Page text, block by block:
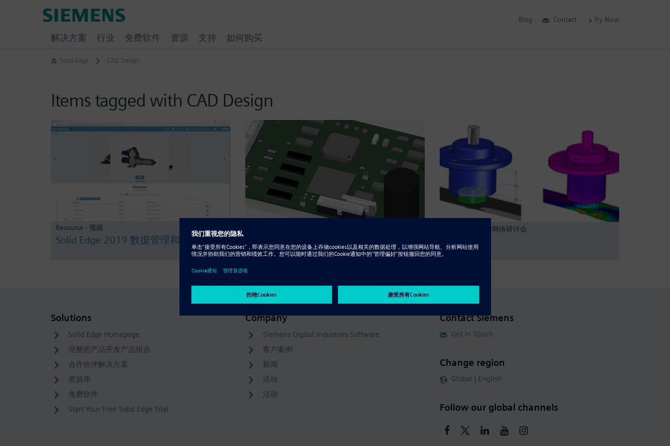
Solid Edge CAD Design
Items tagged with CAD Design
Resource - 视频
Solid Edge 2019 数据管理和云协同
Resource - 按需网络研讨会
Solutions
Solid Edge Homepage
完整的产品开发产品组合
合作伙伴解决方案
资源库
免费软件
Start Your Free Solid Edge Trial
Company
Siemens Digital Industries Software
客户案例
新闻
活动
活动
Contact Siemens
Get in Touch
Change region
Global | English
Follow our global channels
Blog Contact Try Now
解决方案 行业 免费软件 资源 支持 如何购买